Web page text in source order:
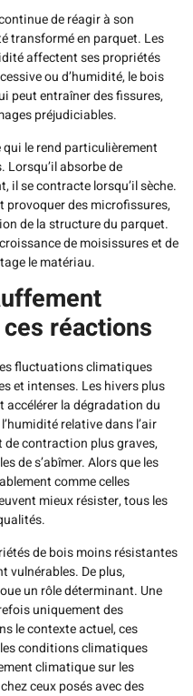
de réagir à son
transformé en parquet. Les
affectent ses propriétés
ou d’humidité, le bois
peut entraîner des fissures,
préjudiciables.
le rend particulièrement
absorbe de
il se contracte lorsqu’il sèche.
provoquer des microfissures,
de la structure du parquet.
de moisissures et de
le matériau.
réactions
fluctuations climatiques
et intenses. Les hivers plus
accélérer la dégradation du
relative dans l’air
de contraction plus graves,
de s’abîmer. Alors que les
comme celles
mieux résister, tous les
de bois moins résistantes
vulnérables. De plus,
un rôle déterminant. Une
uniquement des
le contexte actuel, ces
conditions climatiques
climatique sur les
ceux posés avec des